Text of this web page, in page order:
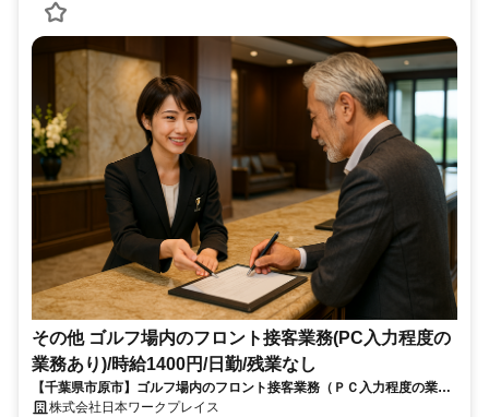
その他 ゴルフ場内のフロント接客業務(PC入力程度の
業務あり)/時給1400円/日勤/残業なし
【千葉県市原市】ゴルフ場内のフロント接客業務（ＰＣ入力程度の業務
あり）/時給1400円/日勤/残業なし_keiyo796/706
株式会社日本ワークプレイス